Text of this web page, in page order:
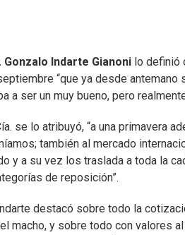
Gonzalo Indarte Gianoni lo definió
“que ya desde antemano
a ser un muy bueno, pero
se lo atribuyó, “a una primavera
también al mercado
y a su vez los traslada a toda la
de reposición”.
destacó sobre todo la
macho, y sobre todo con valores